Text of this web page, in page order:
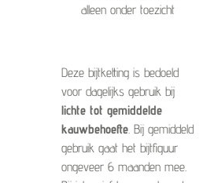
alleen onder toezicht
Deze bijtketting is bedoeld
voor dagelijks gebruik bij
lichte tot gemiddelde
kauwbehoefte. Bij gemiddeld
gebruik gaat het bijtfiguur
ongeveer 6 maanden mee.